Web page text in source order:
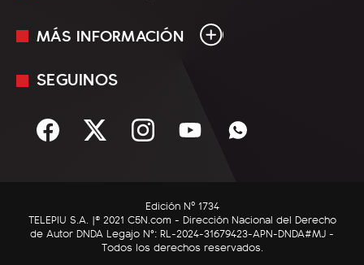
En Vivo
Sociedad
C5N Autos
RatingCero
MÁS INFORMACIÓN
Mediakit
Términos y condiciones
SEGUINOS
Edición Nº 1734
TELEPIU S.A. |© 2021 C5N.com - Dirección Nacional del Derecho
de Autor DNDA Legajo N°: RL-2024-31679423-APN-DNDA#MJ -
Todos los derechos reservados.